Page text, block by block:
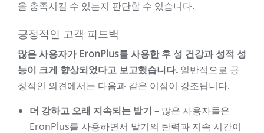
을 충족시킬 수 있는지 판단할 수 있습니다.
긍정적인 고객 피드백
많은 사용자가 EronPlus를 사용한 후 성 건강과 성적 성
능이 크게 향상되었다고 보고했습니다. 일반적으로 긍
정적인 의견에서는 다음과 같은 이점이 강조됩니다.
더 강하고 오래 지속되는 발기 – 많은 사용자들은
EronPlus를 사용하면서 발기의 탄력과 지속 시간이